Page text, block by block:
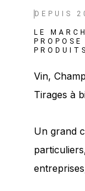
DEPUIS
LE
Vin,
Tirages à
Un grand